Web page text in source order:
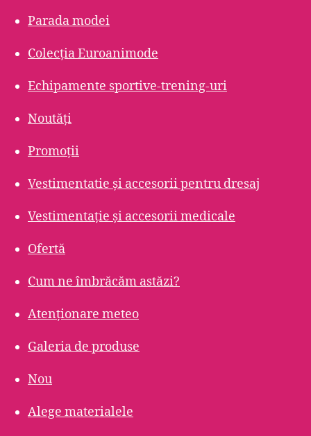
Parada modei
Colecția Euroanimode
Echipamente sportive-trening-uri
Noutăți
Promoții
Vestimentatie și accesorii pentru dresaj
Vestimentație și accesorii medicale
Ofertă
Cum ne îmbrăcăm astăzi?
Atenționare meteo
Galeria de produse
Nou
Alege materialele